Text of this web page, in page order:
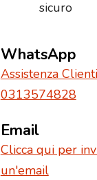
sicuro
WhatsApp
Assistenza Clienti
0313574828
Email
Clicca qui per
un'email